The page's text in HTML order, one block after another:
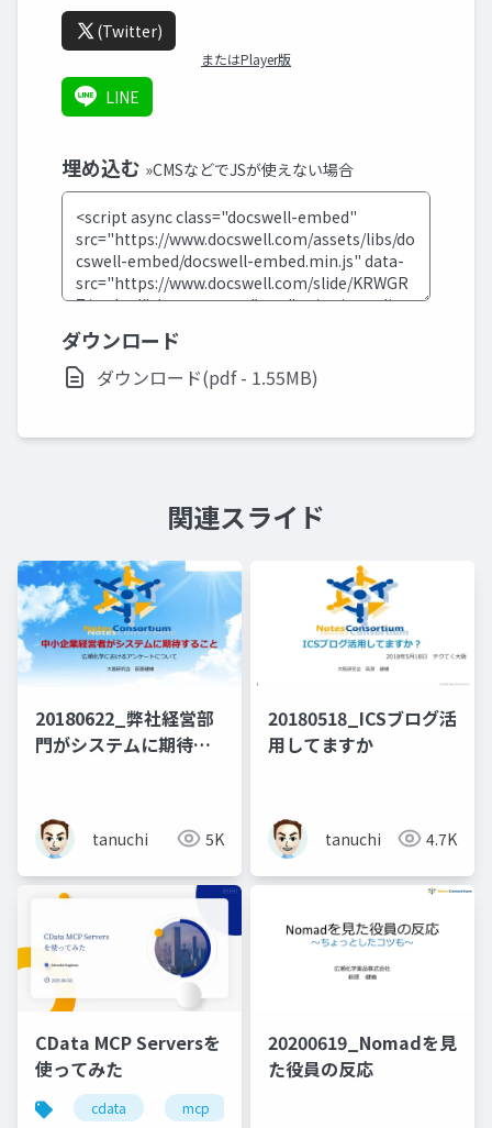
(Twitter)
またはPlayer版
LINE
埋め込む »CMSなどでJSが使えない場合
ダウンロード
ダウンロード(pdf - 1.55MB)
関連スライド
20180622_弊社経営部
門がシステムに期待す
tanuchi 5K
20180518_ICSブログ活
用してますか
tanuchi 4.7K
CData MCP Serversを
使ってみた
cdata mcp
20200619_Nomadを見
た役員の反応